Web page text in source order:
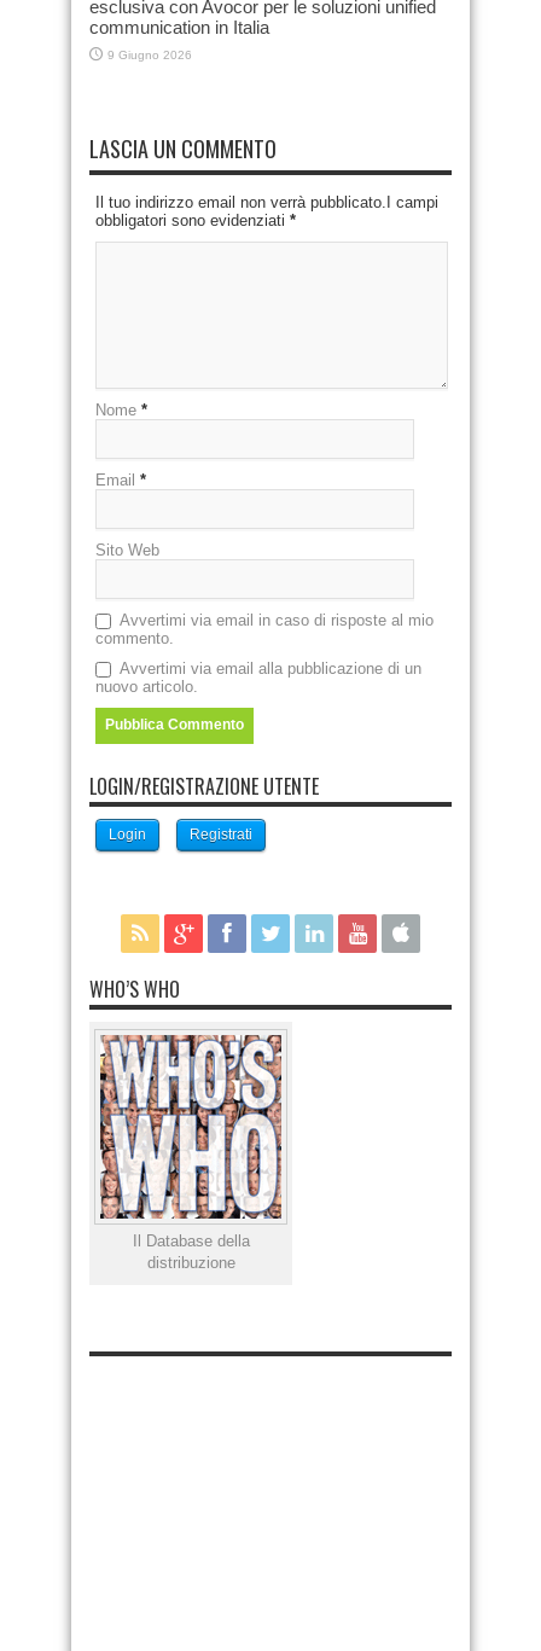
esclusiva con Avocor per le soluzioni unified
communication in Italia
9 Giugno 2026
LASCIA UN COMMENTO
Il tuo indirizzo email non verrà pubblicato.I campi
obbligatori sono evidenziati *
Nome *
Email *
Sito Web
Avvertimi via email in caso di risposte al mio
commento.
Avvertimi via email alla pubblicazione di un
nuovo articolo.
LOGIN/REGISTRAZIONE UTENTE
Login Registrati
WHO’S WHO
Il Database della
distribuzione